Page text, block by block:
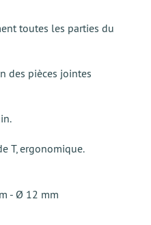
toutes les parties du
des pièces jointes
T, ergonomique.
- Ø 12 mm